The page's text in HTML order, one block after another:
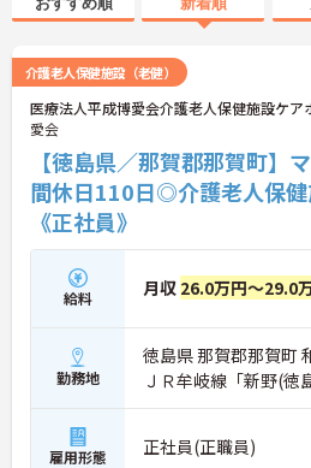
介護老人保健施設（老健）
医療法人平成博愛会介護老人保健施設ケア
愛会
【徳島県／那賀郡那賀町
間休日110日◎介護老人保
《正社員》
給料 月収 26.0万円～29.0
勤務地
徳島県 那賀郡那賀町
ＪＲ牟岐線「新野(徳
雇用形態 正社員(正職員)